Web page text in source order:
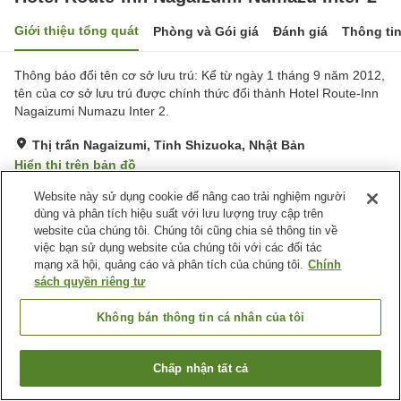
Giới thiệu tổng quát Phòng và Gói giá Đánh giá Thông
Thông báo đổi tên cơ sở lưu trú: Kể từ ngày 1 tháng 9 năm 2012,
tên của cơ sở lưu trú được chính thức đổi thành Hotel Route-Inn
Nagaizumi Numazu Inter 2.
Thị trấn Nagaizumi, Tỉnh Shizuoka, Nhật Bản
Hiển thị trên bản đồ
Rất tốt Đánh giá:396 lượt
Tiện nghi chỗ nghỉ
Bãi đỗ xe
Spa / Salon
Nhà hàng
Trang chủ Nhật Bản Tỉnh Shizuoka
Thị trấn Nagaizumi
Hotel Route-Inn Nagaizumi Numazu Inter 2
Tìm phòng trống
Website này sử dụng cookie để nâng cao trải nghiệm người
dùng và phân tích hiệu suất với lưu lượng truy cập trên
website của chúng tôi. Chúng tôi cũng chia sẻ thông tin về
việc bạn sử dụng website của chúng tôi với các đối tác
mạng xã hội, quảng cáo và phân tích của chúng tôi. Chính
sách quyền riêng tư
Không bán thông tin cá nhân của tôi
Chấp nhận tất cả